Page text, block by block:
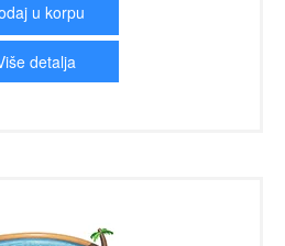
u korpu
detalja